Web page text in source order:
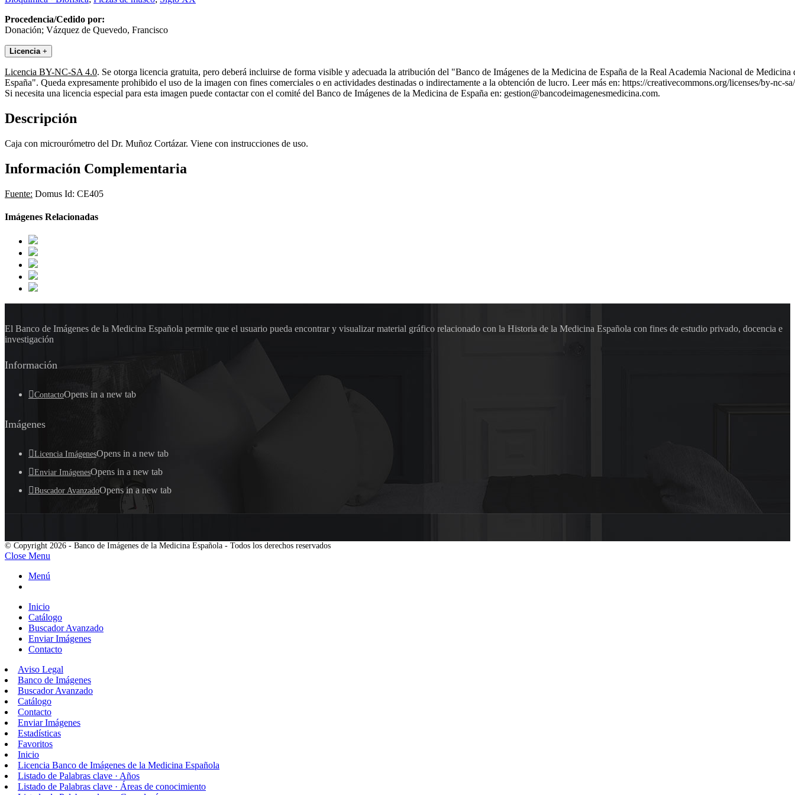
Procedencia/Cedido por:
Donación; Vázquez de Quevedo, Francisco
Licencia +
Licencia BY-NC-SA 4.0. Se otorga licencia gratuita, pero deberá incluirse de forma visible y adecuada la atribución del "Banco de Imágenes de la Medicina de España de la Real Academia Nacional de Medicina
España". Queda expresamente prohibido el uso de la imagen con fines comerciales o en actividades destinadas o indirectamente a la obtención de lucro. Leer más en: https://creativecommons.org/licenses/by-nc-
Si necesita una licencia especial para esta imagen puede contactar con el comité del Banco de Imágenes de la Medicina de España en: gestion@bancodeimagenesmedicina.com.
Descripción
Caja con microurómetro del Dr. Muñoz Cortázar. Viene con instrucciones de uso.
Información Complementaria
Fuente: Domus Id: CE405
Imágenes Relacionadas
El Banco de Imágenes de la Medicina Española permite que el usuario pueda encontrar y visualizar material gráfico relacionado con la Historia de la Medicina Española con fines de estudio privado, docencia e
investigación
Información
ContactoOpens in a new tab
Imágenes
Licencia ImágenesOpens in a new tab
Enviar ImágenesOpens in a new tab
Buscador AvanzadoOpens in a new tab
© Copyright 2026 - Banco de Imágenes de la Medicina Española - Todos los derechos reservados
Close Menu
Menú
Inicio
Catálogo
Buscador Avanzado
Enviar Imágenes
Contacto
Aviso Legal
Banco de Imágenes
Buscador Avanzado
Catálogo
Contacto
Enviar Imágenes
Estadísticas
Favoritos
Inicio
Licencia Banco de Imágenes de la Medicina Española
Listado de Palabras clave · Años
Listado de Palabras clave · Áreas de conocimiento